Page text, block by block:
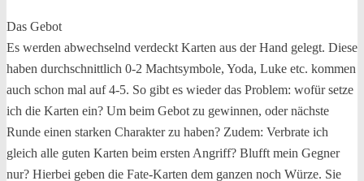
Das Gebot
Es werden abwechselnd verdeckt Karten aus der Hand gelegt. Diese
haben durchschnittlich 0-2 Machtsymbole, Yoda, Luke etc. kommen
auch schon mal auf 4-5. So gibt es wieder das Problem: wofür setze
ich die Karten ein? Um beim Gebot zu gewinnen, oder nächste
Runde einen starken Charakter zu haben? Zudem: Verbrate ich
gleich alle guten Karten beim ersten Angriff? Blufft mein Gegner
nur? Hierbei geben die Fate-Karten dem ganzen noch Würze. Sie